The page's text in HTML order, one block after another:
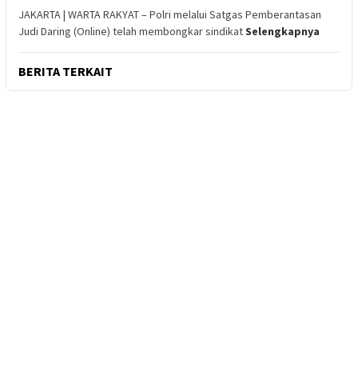
JAKARTA | WARTA RAKYAT – Polri melalui Satgas Pemberantasan
Judi Daring (Online) telah membongkar sindikatSelengkapnya
BERITA TERKAIT